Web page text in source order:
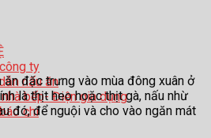
ty
nấu ăn
bếp- Điện gia dụng
chí
đặc trưng vào mùa đông xuân ở
là thịt heo hoặc thịt gà, nấu nhừ
đó, để nguội và cho vào ngăn mát